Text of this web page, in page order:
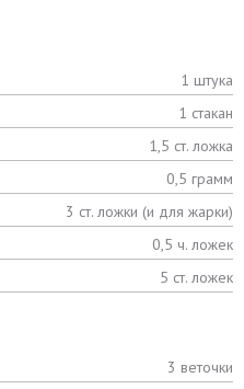
1 штука
1 стакан
1,5 ст. ложка
0,5 грамм
3 ст. ложки (и для жарки)
0,5 ч. ложек
5 ст. ложек
3 веточки